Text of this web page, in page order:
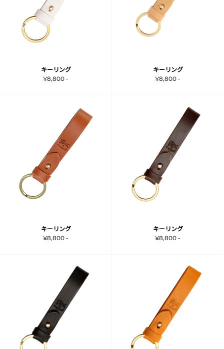
キーリング
¥8,800 -
キーリング
¥8,800 -
キーリング
¥8,800 -
キーリング
¥8,800 -